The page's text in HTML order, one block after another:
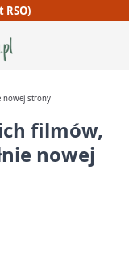
nowej strony
filmów,
nowej